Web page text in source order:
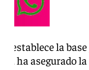
establece la
ha asegurado